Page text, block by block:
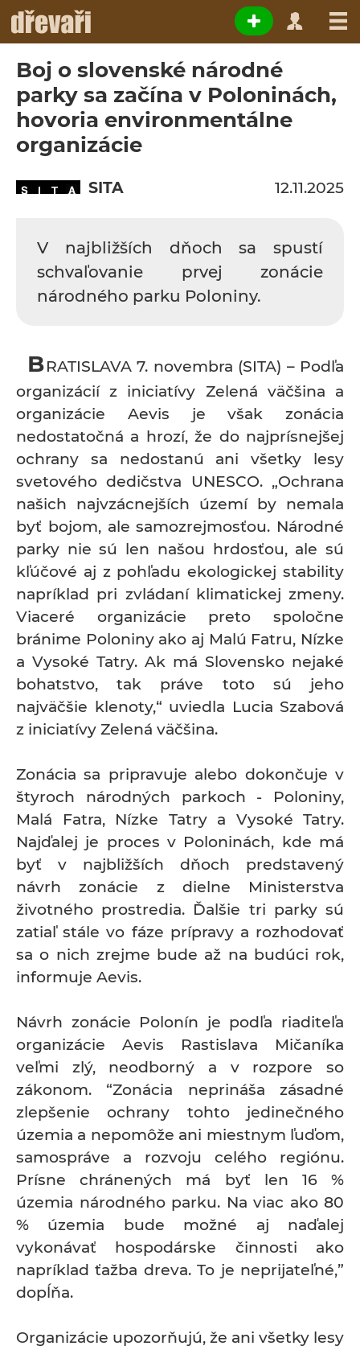
Boj o slovenské národné
parky sa začína v Poloninách,
hovoria environmentálne
organizácie
SITA 12.11.2025
V najbližších dňoch sa spustí
schvaľovanie prvej zonácie
národného parku Poloniny.
BRATISLAVA 7. novembra (SITA) – Podľa
organizácií z iniciatívy Zelená väčšina a
organizácie Aevis je však zonácia
nedostatočná a hrozí, že do najprísnejšej
ochrany sa nedostanú ani všetky lesy
svetového dedičstva UNESCO. „Ochrana
našich najvzácnejších území by nemala
byť bojom, ale samozrejmosťou. Národné
parky nie sú len našou hrdosťou, ale sú
kľúčové aj z pohľadu ekologickej stability
napríklad pri zvládaní klimatickej zmeny.
Viaceré organizácie preto spoločne
bránime Poloniny ako aj Malú Fatru, Nízke
a Vysoké Tatry. Ak má Slovensko nejaké
bohatstvo, tak práve toto sú jeho
najväčšie klenoty,“ uviedla Lucia Szabová
z iniciatívy Zelená väčšina.
Zonácia sa pripravuje alebo dokončuje v
štyroch národných parkoch - Poloniny,
Malá Fatra, Nízke Tatry a Vysoké Tatry.
Najďalej je proces v Poloninách, kde má
byť v najbližších dňoch predstavený
návrh zonácie z dielne Ministerstva
životného prostredia. Ďalšie tri parky sú
zatiaľ stále vo fáze prípravy a rozhodovať
sa o nich zrejme bude až na budúci rok,
informuje Aevis.
Návrh zonácie Polonín je podľa riaditeľa
organizácie Aevis Rastislava Mičaníka
veľmi zlý, neodborný a v rozpore so
zákonom. “Zonácia neprináša zásadné
zlepšenie ochrany tohto jedinečného
územia a nepomôže ani miestnym ľuďom,
samospráve a rozvoju celého regiónu.
Prísne chránených má byť len 16 %
územia národného parku. Na viac ako 80
% územia bude možné aj naďalej
vykonávať hospodárske činnosti ako
napríklad ťažba dreva. To je neprijateľné,”
dopĺňa.
Organizácie upozorňujú, že ani všetky lesy